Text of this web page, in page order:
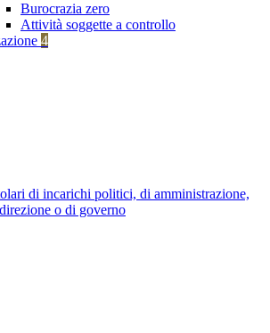
Burocrazia zero
Attività soggette a controllo
4
di incarichi politici, di amministrazione,
o di governo